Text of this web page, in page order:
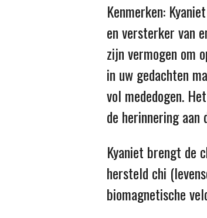
Kenmerken:
en versterker van
zijn vermogen om
in uw gedachten
vol mededogen.
de herinnering aan
Kyaniet brengt de
hersteld chi
biomagnetische